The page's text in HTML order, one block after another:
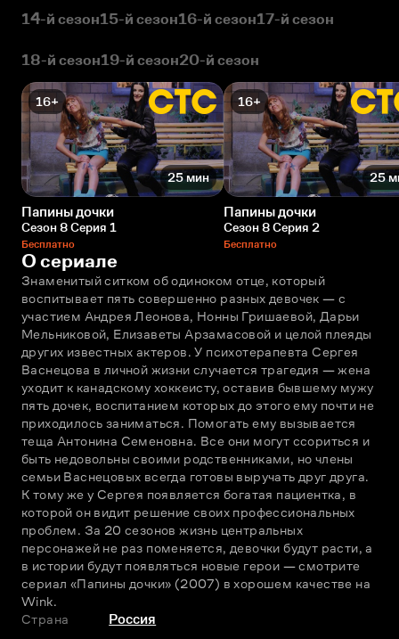
14-й сезон15-й сезон16-й сезон17-й сезон
18-й сезон19-й сезон20-й сезон
16+
25 мин
Папины дочки
Сезон 8 Серия 1
Бесплатно
16+
25
Папины дочки
Сезон 8 Серия 2
Бесплатно
О сериале
Знаменитый ситком об одиноком отце, который
воспитывает пять совершенно разных девочек — с
участием Андрея Леонова, Нонны Гришаевой, Дарьи
Мельниковой, Елизаветы Арзамасовой и целой плеяды
других известных актеров. У психотерапевта Сергея
Васнецова в личной жизни случается трагедия — жена
уходит к канадскому хоккеисту, оставив бывшему мужу
пять дочек, воспитанием которых до этого ему почти не
приходилось заниматься. Помогать ему вызывается
теща Антонина Семеновна. Все они могут ссориться и
быть недовольны своими родственниками, но члены
семьи Васнецовых всегда готовы выручать друг друга.
К тому же у Сергея появляется богатая пациентка, в
которой он видит решение своих профессиональных
проблем. За 20 сезонов жизнь центральных
персонажей не раз поменяется, девочки будут расти, а
в истории будут появляться новые герои — смотрите
сериал «Папины дочки» (2007) в хорошем качестве на
Wink.
Страна
Россия